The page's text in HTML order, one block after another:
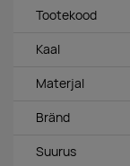
Tootekood
Kaal
Materjal
Bränd
Suurus